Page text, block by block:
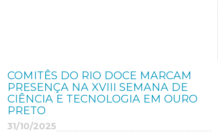
COMITÊS DO RIO DOCE MARCAM
PRESENÇA NA XVIII SEMANA DE
CIÊNCIA E TECNOLOGIA EM OURO
PRETO
31/10/2025